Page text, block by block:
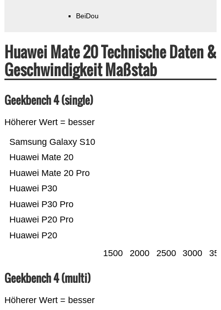
BeiDou
Huawei Mate 20 Technische Daten &
Geschwindigkeit Maßstab
Geekbench 4 (single)
Höherer Wert = besser
Huawei P20
Huawei P20 Pro
Huawei P30 Pro
Huawei P30
Huawei Mate 20 Pro
Huawei Mate 20
Samsung Galaxy S10
1500 2000 2500 3000
Geekbench 4 (multi)
Höherer Wert = besser